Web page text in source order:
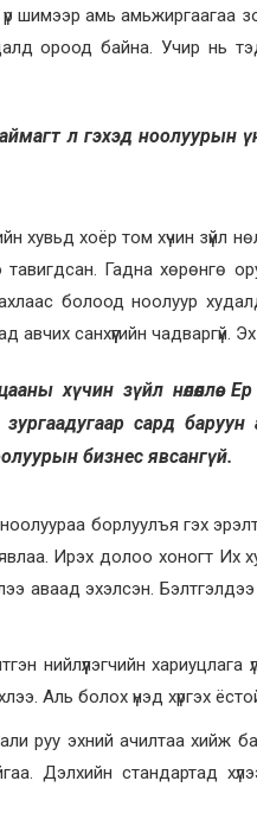
шимээр амь амьжиргаагаа
ороод байна. Учир нь
аймагт л гэхэд ноолуурын
хувьд хоёр том хүчин зүйл
тавигдсан. Гадна хөрөнгө
болоод ноолуур
авчих санхүүгийн чадваргүй.
хүчин зүйл нөлөөллөө.
зургаадугаар сард
бизнес явсангүй.
борлуулъя гэх
Ирэх долоо хоногт
аваад эхэлсэн.
нийлүүлэгчийн
Аль болох үнэд хүргэх
руу эхний ачилтаа хийж
Дэлхийн стандартад